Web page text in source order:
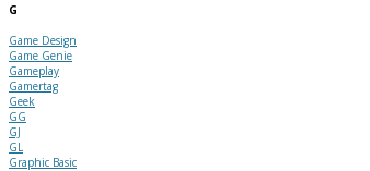
G
Game Design
Game Genie
Gameplay
Gamertag
Geek
GG
GJ
GL
Graphic Basic